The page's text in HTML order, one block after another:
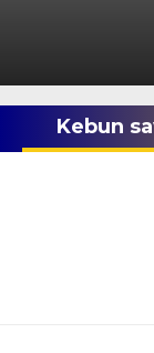
Kebun